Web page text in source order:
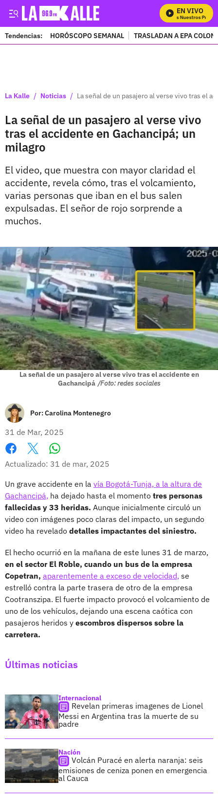
EN VIVO
Mira Todos Nuestros
Tendencias: HORÓSCOPO SEMANAL TRASLADAN A EPA
La Kalle / Noticias / La señal de un pasajero al verse vivo tras el
La señal de un pasajero al verse vivo
tras el accidente en Gachancipá; un
milagro
El video, que muestra con mayor claridad el
accidente, revela cómo, tras el volcamiento,
varias personas que iban en el bus salen
expulsadas. El señor de rojo sorprende a
muchos.
La señal de un pasajero al verse vivo tras el accidente en
Gachancipá /Foto: redes sociales
Por:Carolina Montenegro
31 de Mar, 2025
Facebook
X
Actualizado: 31 de mar, 2025
Un grave accidente en la vía Bogotá-Tunja, a la altura de
Gachancipá, ha dejado hasta el momento tres personas
fallecidas y 33 heridas. Aunque inicialmente circuló un
video con imágenes poco claras del impacto, un segundo
video ha revelado detalles impactantes del siniestro.
El hecho ocurrió en la mañana de este lunes 31 de marzo,
en el sector El Roble, cuando un bus de la empresa
Copetran, aparentemente a exceso de velocidad, se
estrelló contra la parte trasera de otro de la empresa
Cootranszipa. El fuerte impacto provocó el volcamiento de
uno de los vehículos, dejando una escena caótica con
pasajeros heridos y escombros dispersos sobre la
carretera.
Últimas noticias
Internacional
Revelan primeras imagenes de Lionel
Messi en Argentina tras la muerte de su
padre
Nación
Volcán Puracé en alerta naranja: seis
emisiones de ceniza ponen en emergencia
al Cauca